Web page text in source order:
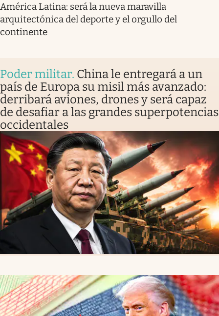
América Latina: será la nueva maravilla
arquitectónica del deporte y el orgullo del
continente
Poder militar. China le entregará a un
país de Europa su misil más avanzado:
derribará aviones, drones y será capaz
de desafiar a las grandes superpotencias
occidentales